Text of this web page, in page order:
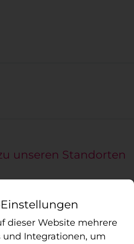
unseren Standorten
absagen/verschieben.
dieser Website mehrere
und Integrationen, um